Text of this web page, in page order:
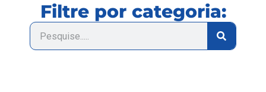
Filtre por categoria: